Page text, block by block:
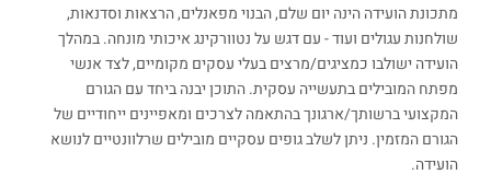
מתכונת הועידה הינה יום שלם, הבנוי מפאנלים, הרצאות וסדנאות,
שולחנות עגולים ועוד - עם דגש על נטוורקינג איכותי מונחה. במהלך
הועידה ישולבו כמציגים/מרצים בעלי עסקים מקומיים, לצד אנשי
מפתח המובילים בתעשייה עסקית. התוכן יבנה ביחד עם הגורם
המקצועי ברשותך/ארגונך בהתאמה לצרכים ומאפיינים ייחודיים של
הגורם המזמין. ניתן לשלב גופים עסקיים מובילים שרלוונטיים לנושא
הועידה.